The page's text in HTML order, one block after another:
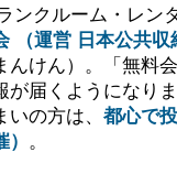
ンクルーム・レン
（運営 日本公共収
んけん）。「無料
届くようになりま
の方は、 都心で
。